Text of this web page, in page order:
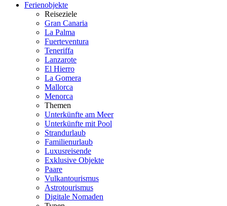
Ferienobjekte
Reiseziele
Gran Canaria
La Palma
Fuerteventura
Teneriffa
Lanzarote
El Hierro
La Gomera
Mallorca
Menorca
Themen
Unterkünfte am Meer
Unterkünfte mit Pool
Strandurlaub
Familienurlaub
Luxusreisende
Exklusive Objekte
Paare
Vulkantourismus
Astrotourismus
Digitale Nomaden